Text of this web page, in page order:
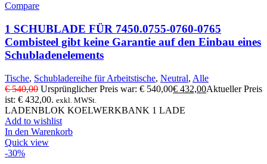
Compare
1 SCHUBLADE FÜR 7450.0755-0760-0765
Combisteel gibt keine Garantie auf den Einbau eines
Schubladenelements
Tische, Schubladereihe für Arbeitstische, Neutral, Alle
€540,00 Ursprünglicher Preis war: € 540,00€ 432,00Aktueller Preis
ist: € 432,00. exkl. MWSt.
LADENBLOK KOELWERKBANK 1 LADE
Add to wishlist
In den Warenkorb
Quick view
-30%